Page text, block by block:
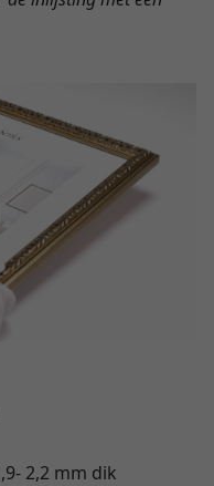
2,2 mm dik